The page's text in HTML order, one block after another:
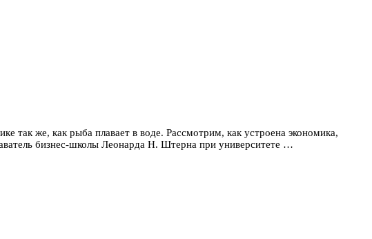
так же, как рыба плавает в воде. Рассмотрим, как устроена экономика,
бизнес-школы Леонарда Н. Штерна при университете …